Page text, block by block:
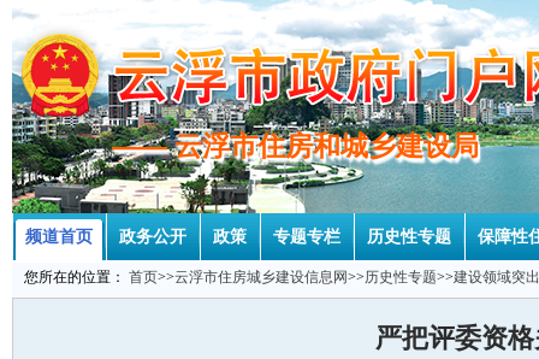
—— 云浮市住房和城乡建设局
—— 云浮市住房和城乡建设局
频道首页 政务公开 政策 专题专栏 历史性专题 保障性
您所在的位置： 首页>>云浮市住房城乡建设信息网>>历史性专题>>建设领域突
严把评委资